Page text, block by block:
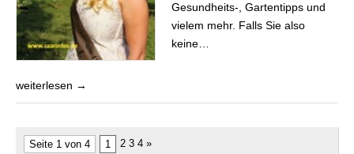
Gesundheits-, Gartentipps und
vielem mehr. Falls Sie also
keine…
weiterlesen →
Seite 1 von 4 1 2 3 4 »